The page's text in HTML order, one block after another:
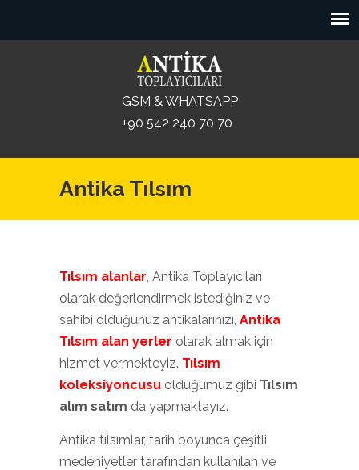
GSM & WHATSAPP
+90 542 240 70 70
Antika Tılsım
Tılsım alanlar, Antika Toplayıcıları
olarak değerlendirmek istediğiniz ve
sahibi olduğunuz antikalarınızı, Antika
Tılsım alan yerler olarak almak için
hizmet vermekteyiz. Tılsım
koleksiyoncusu olduğumuz gibi Tılsım
alım satım da yapmaktayız.
Antika tılsımlar, tarih boyunca çeşitli
medeniyetler tarafından kullanılan ve